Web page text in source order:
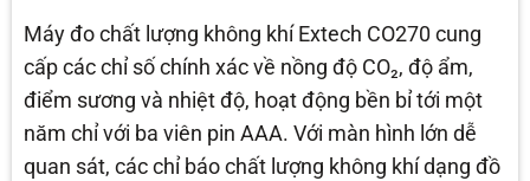
Máy đo chất lượng không khí Extech CO270 cung
cấp các chỉ số chính xác về nồng độ CO₂, độ ẩm,
điểm sương và nhiệt độ, hoạt động bền bỉ tới một
năm chỉ với ba viên pin AAA. Với màn hình lớn dễ
quan sát, các chỉ báo chất lượng không khí dạng đồ